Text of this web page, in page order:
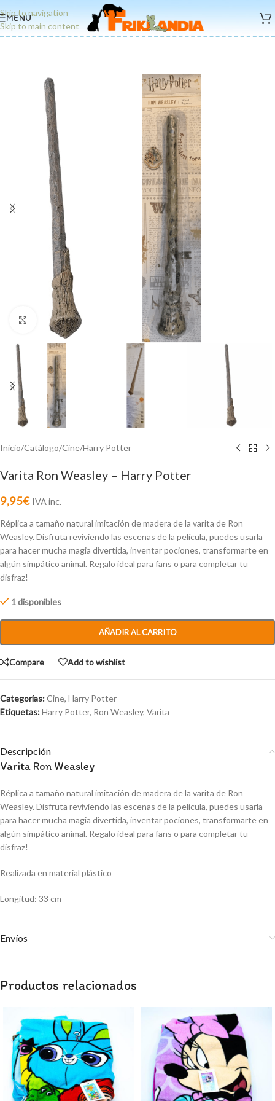
Skip to navigation
Skip to main content
MENU
Click to enlarge
Inicio/Catálogo/Cine/Harry Potter
Varita Ron Weasley – Harry Potter
9,95€ IVA inc.
Réplica a tamaño natural imitación de madera de la varita de Ron
Weasley. Disfruta reviviendo las escenas de la película, puedes usarla
para hacer mucha magia divertida, inventar pociones, transformarte en
algún simpático animal. Regalo ideal para fans o para completar tu
disfraz!
1 disponibles
AÑADIR AL CARRITO
Compare Add to wishlist
Categorías:Cine, Harry Potter
Etiquetas:Harry Potter, Ron Weasley, Varita
Descripción
Varita Ron Weasley
Réplica a tamaño natural imitación de madera de la varita de Ron
Weasley. Disfruta reviviendo las escenas de la película, puedes usarla
para hacer mucha magia divertida, inventar pociones, transformarte en
algún simpático animal. Regalo ideal para fans o para completar tu
disfraz!
Realizada en material plástico
Longitud: 33 cm
Envíos
Productos relacionados